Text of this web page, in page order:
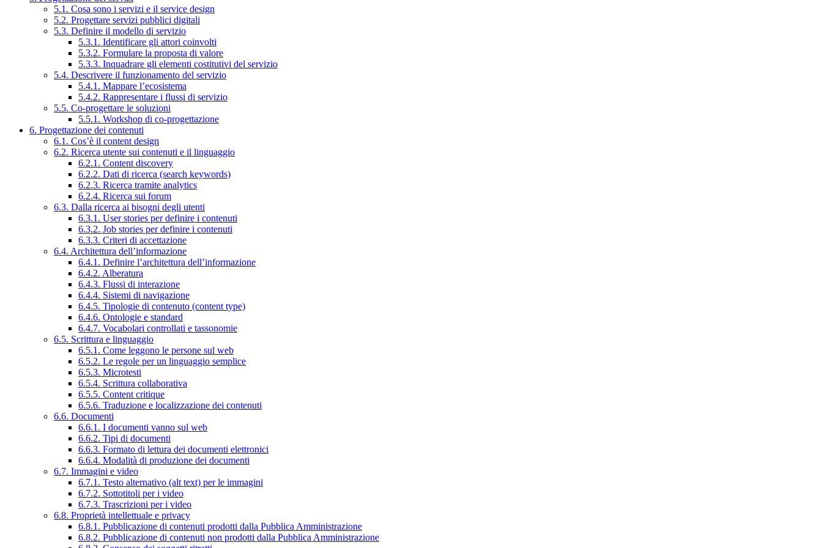
5.1. Cosa sono i servizi e il service design
5.2. Progettare servizi pubblici digitali
5.3. Definire il modello di servizio
5.3.1. Identificare gli attori coinvolti
5.3.2. Formulare la proposta di valore
5.3.3. Inquadrare gli elementi costitutivi del servizio
5.4. Descrivere il funzionamento del servizio
5.4.1. Mappare l’ecosistema
5.4.2. Rappresentare i flussi di servizio
5.5. Co-progettare le soluzioni
5.5.1. Workshop di co-progettazione
6. Progettazione dei contenuti
6.1. Cos’è il content design
6.2. Ricerca utente sui contenuti e il linguaggio
6.2.1. Content discovery
6.2.2. Dati di ricerca (search keywords)
6.2.3. Ricerca tramite analytics
6.2.4. Ricerca sui forum
6.3. Dalla ricerca ai bisogni degli utenti
6.3.1. User stories per definire i contenuti
6.3.2. Job stories per definire i contenuti
6.3.3. Criteri di accettazione
6.4. Architettura dell’informazione
6.4.1. Definire l’architettura dell’informazione
6.4.2. Alberatura
6.4.3. Flussi di interazione
6.4.4. Sistemi di navigazione
6.4.5. Tipologie di contenuto (content type)
6.4.6. Ontologie e standard
6.4.7. Vocabolari controllati e tassonomie
6.5. Scrittura e linguaggio
6.5.1. Come leggono le persone sul web
6.5.2. Le regole per un linguaggio semplice
6.5.3. Microtesti
6.5.4. Scrittura collaborativa
6.5.5. Content critique
6.5.6. Traduzione e localizzazione dei contenuti
6.6. Documenti
6.6.1. I documenti vanno sul web
6.6.2. Tipi di documenti
6.6.3. Formato di lettura dei documenti elettronici
6.6.4. Modalità di produzione dei documenti
6.7. Immagini e video
6.7.1. Testo alternativo (alt text) per le immagini
6.7.2. Sottotitoli per i video
6.7.3. Trascrizioni per i video
6.8. Proprietà intellettuale e privacy
6.8.1. Pubblicazione di contenuti prodotti dalla Pubblica Amministrazione
6.8.2. Pubblicazione di contenuti non prodotti dalla Pubblica Amministrazione